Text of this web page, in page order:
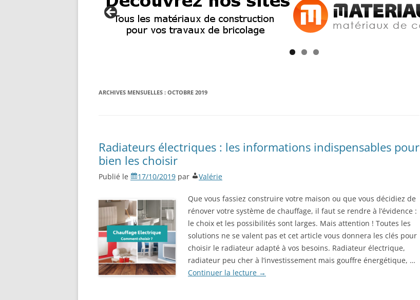
ARCHIVES MENSUELLES : OCTOBRE 2019
Radiateurs électriques : les informations indispensables pour
bien les choisir
Publié le 17/10/2019 par Valérie
Que vous fassiez construire votre maison ou que vous décidiez de
rénover votre système de chauffage, il faut se rendre à l’évidence :
le choix et les possibilités sont larges. Mais attention ! Toutes les
solutions ne se valent pas et cet article vous donnera les clés pour
choisir le radiateur adapté à vos besoins. Radiateur électrique,
radiateur peu cher à l’investissement mais gouffre énergétique, …
Continuer la lecture →